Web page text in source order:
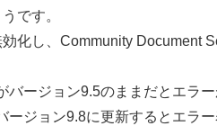
です。
化し、Community Document
バージョン9.5のままだとエラー
ージョン9.8に更新するとエラ